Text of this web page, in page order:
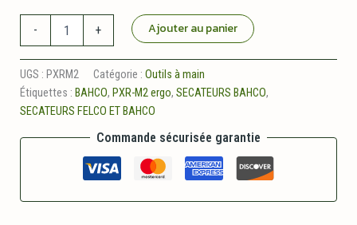
-
m2
ergo
BAHCO
+ Ajouter au panier
UGS : PXRM2 Catégorie : Outils à main
Étiquettes : BAHCO, PXR-M2 ergo, SECATEURS BAHCO,
SECATEURS FELCO ET BAHCO
Commande sécurisée garantie